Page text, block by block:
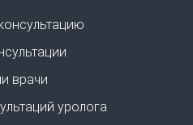
врачи
уролога